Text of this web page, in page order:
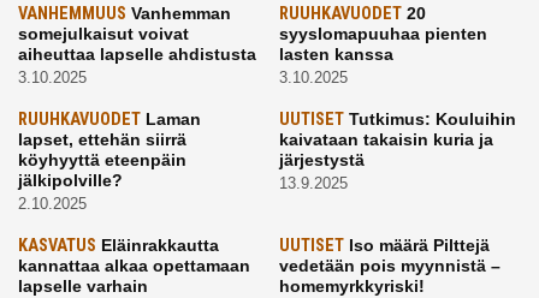
VANHEMMUUS Vanhemman
somejulkaisut voivat
aiheuttaa lapselle ahdistusta
3.10.2025
RUUHKAVUODET20
syyslomapuuhaa pienten
lasten kanssa
3.10.2025
RUUHKAVUODET Laman
lapset, ettehän siirrä
köyhyyttä eteenpäin
jälkipolville?
2.10.2025
UUTISETTutkimus: Kouluihin
kaivataan takaisin kuria ja
järjestystä
13.9.2025
KASVATUS Eläinrakkautta
kannattaa alkaa opettamaan
lapselle varhain
UUTISETIso määrä Pilttejä
vedetään pois myynnistä –
homemyrkkyriski!